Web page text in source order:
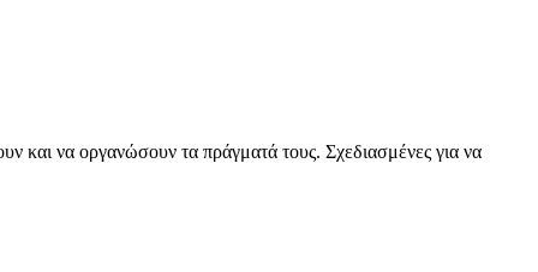
και να οργανώσουν τα πράγματά τους. Σχεδιασμένες για να